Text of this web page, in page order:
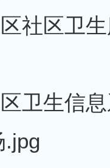
区社区卫
区卫生信